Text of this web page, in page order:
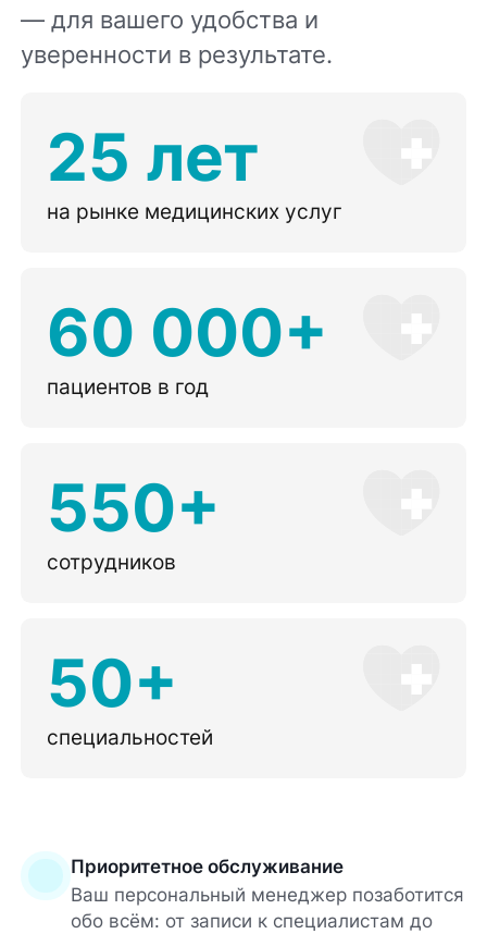
— для вашего удобства и
уверенности в результате.
25 лет
на рынке медицинских услуг
60 000+
пациентов в год
550+
сотрудников
50+
специальностей
Приоритетное обслуживание
Ваш персональный менеджер позаботится
обо всём: от записи к специалистам до